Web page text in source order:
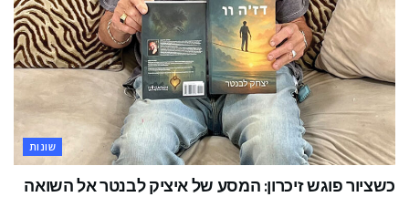
שונות
כשציור פוגש זיכרון: המסע של איציק לבנטר אל השואה